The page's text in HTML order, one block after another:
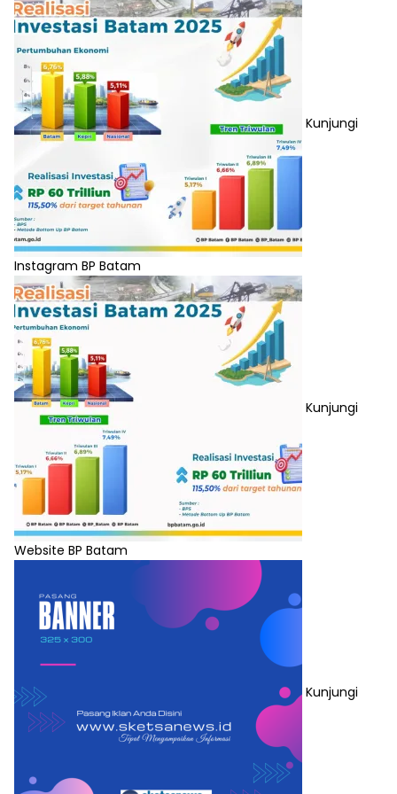
Kunjungi
Instagram BP Batam
Kunjungi
Website BP Batam
Kunjungi